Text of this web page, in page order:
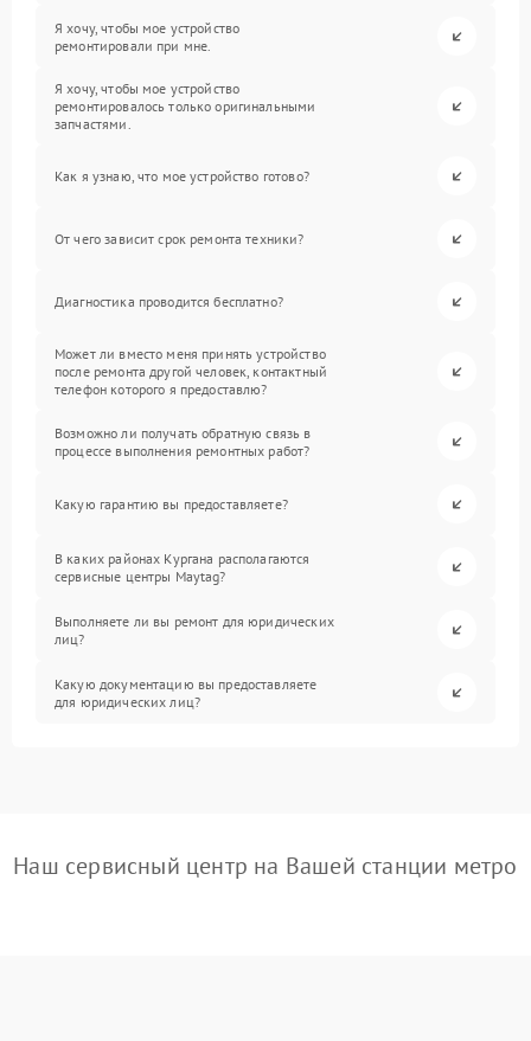
Я хочу, чтобы мое устройство
ремонтировали при мне.
Я хочу, чтобы мое устройство
ремонтировалось только оригинальными
запчастями.
Как я узнаю, что мое устройство готово?
От чего зависит срок ремонта техники?
Диагностика проводится бесплатно?
Может ли вместо меня принять устройство
после ремонта другой человек, контактный
телефон которого я предоставлю?
Возможно ли получать обратную связь в
процессе выполнения ремонтных работ?
Какую гарантию вы предоставляете?
В каких районах Кургана располагаются
сервисные центры Maytag?
Выполняете ли вы ремонт для юридических
лиц?
Какую документацию вы предоставляете
для юридических лиц?
Наш сервисный центр на Вашей станции метро